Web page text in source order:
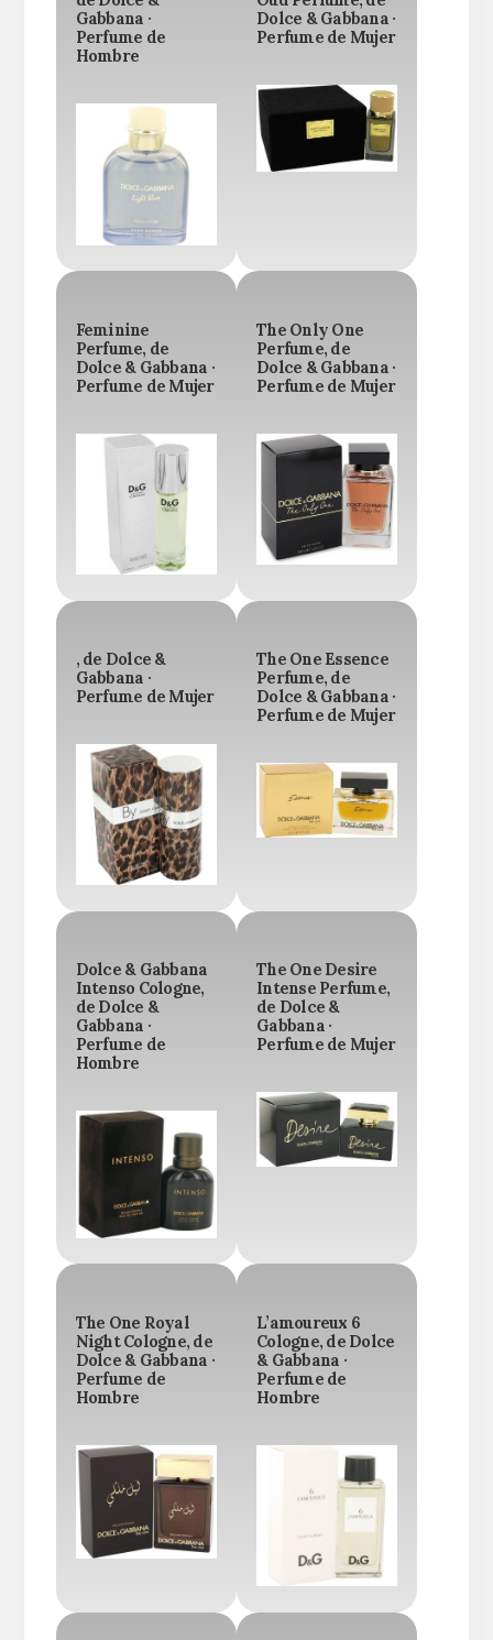
Gabbana ·
Perfume de
Hombre
Dolce & Gabbana ·
Perfume de Mujer
Feminine
Perfume, de
Dolce & Gabbana ·
Perfume de Mujer
The Only One
Perfume, de
Dolce & Gabbana ·
Perfume de Mujer
, de Dolce &
Gabbana ·
Perfume de Mujer
The One Essence
Perfume, de
Dolce & Gabbana ·
Perfume de Mujer
Dolce & Gabbana
Intenso Cologne,
de Dolce &
Gabbana ·
Perfume de
Hombre
The One Desire
Intense Perfume,
de Dolce &
Gabbana ·
Perfume de Mujer
The One Royal
Night Cologne, de
Dolce & Gabbana ·
Perfume de
Hombre
L’amoureux 6
Cologne, de Dolce
& Gabbana ·
Perfume de
Hombre